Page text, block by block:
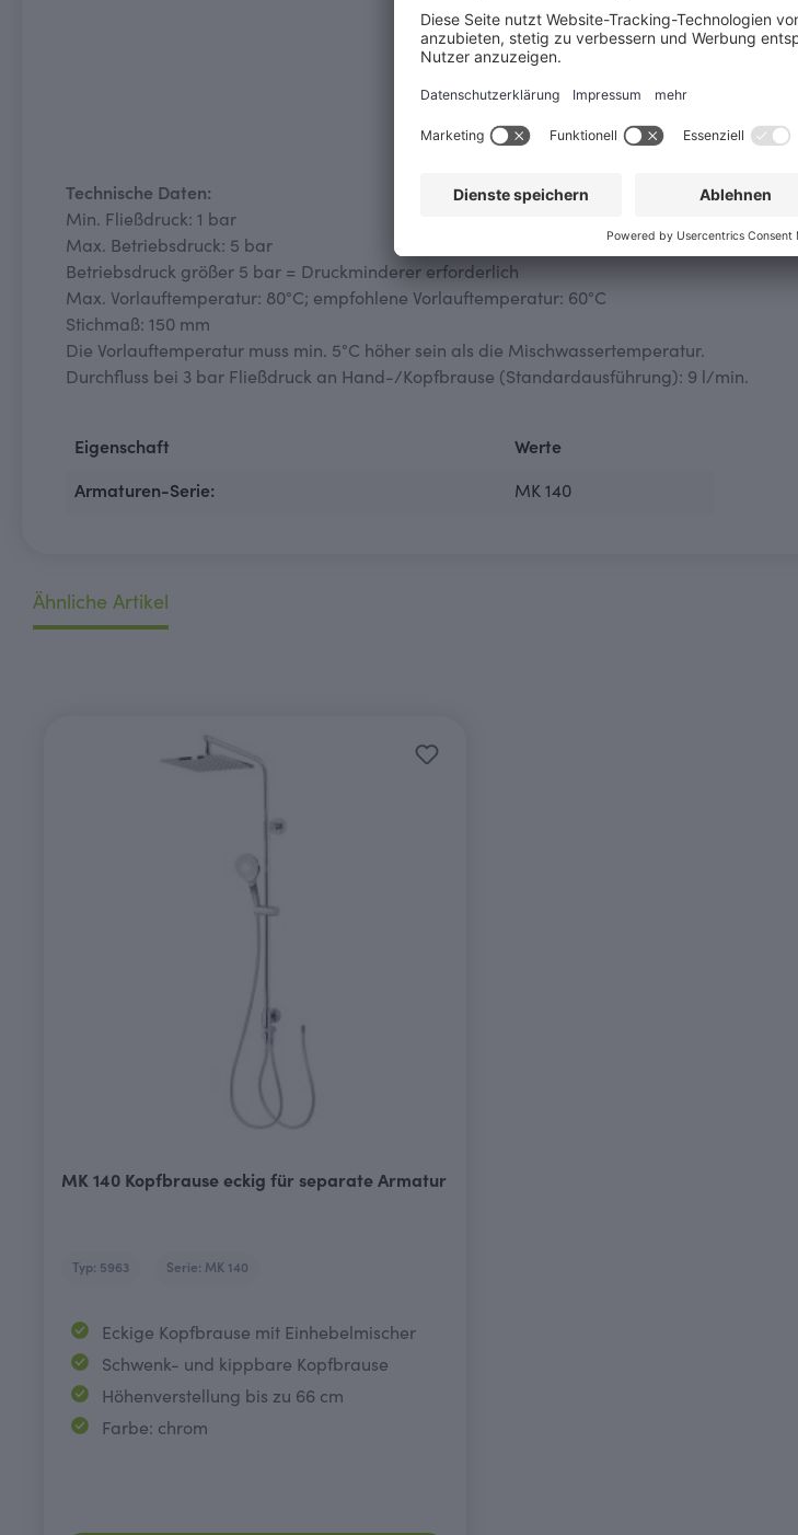
Technische Daten:
Min. Fließdruck: 1 bar
Max. Betriebsdruck: 5 bar
Betriebsdruck größer 5 bar = Druckminderer erforderlich
Max. Vorlauftemperatur: 80°C; empfohlene Vorlauftemperatur: 60°C
Stichmaß: 150 mm
Die Vorlauftemperatur muss min. 5°C höher sein als die Mischwassertemperatur.
Durchfluss bei 3 bar Fließdruck an Hand-/Kopfbrause (Standardausführung): 9 l/min.
Eigenschaft Werte
Armaturen-Serie: MK 140
Ähnliche Artikel
MK 140 Kopfbrause eckig für separate Armatur
Typ: 5963 Serie: MK 140
Eckige Kopfbrause mit Einhebelmischer
Schwenk- und kippbare Kopfbrause
Höhenverstellung bis zu 66 cm
Farbe: chrom